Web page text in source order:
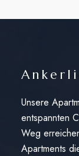
Unsere
entspannten
Weg
Apartments